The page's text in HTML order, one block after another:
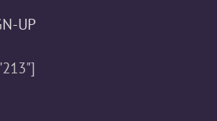
UP